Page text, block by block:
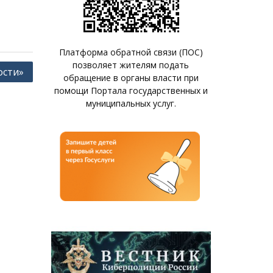
Платформа обратной связи (ПОС)
позволяет жителям подать
обращение в органы власти при
помощи Портала государственных и
муниципальных услуг.